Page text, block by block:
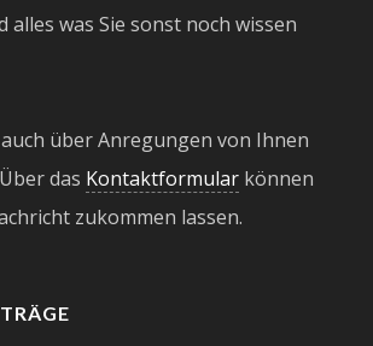
alles was Sie sonst noch wissen
über Anregungen von Ihnen
das Kontaktformular können
zukommen lassen.